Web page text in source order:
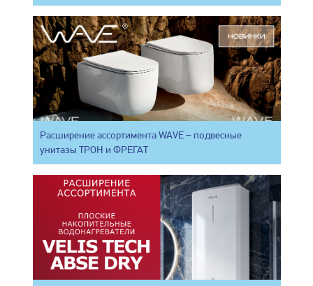
Расширение ассортимента WAVE – подвесные
унитазы ТРОН и ФРЕГАТ